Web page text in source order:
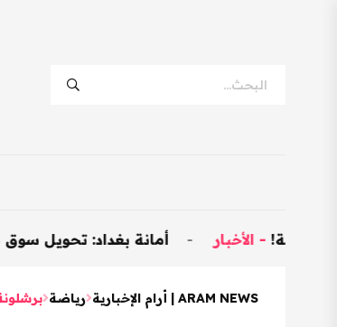
أمانة بغداد: تحويل سوق مريدي إلى نموذجي - الأخبار
ARAM NEWS | أرام الإخبارية رياضة